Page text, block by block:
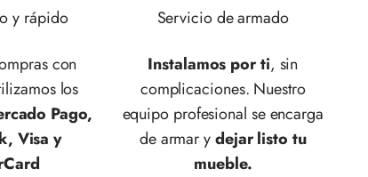
y rápido
con
los
Pago,
Visa y
Servicio de armado
Instalamos por ti, sin
complicaciones. Nuestro
equipo profesional se encarga
de armar ydejar listo tu
mueble.